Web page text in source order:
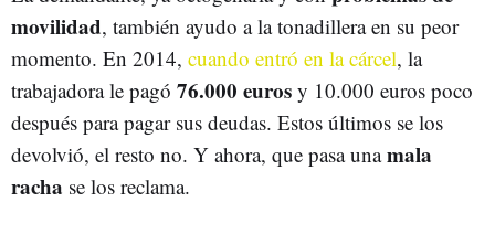
movilidad, también ayudo a la tonadillera en su peor
momento. En 2014, cuando entró en la cárcel, la
trabajadora le pagó 76.000 euros y 10.000 euros poco
después para pagar sus deudas. Estos últimos se los
devolvió, el resto no. Y ahora, que pasa unamala
racha se los reclama.